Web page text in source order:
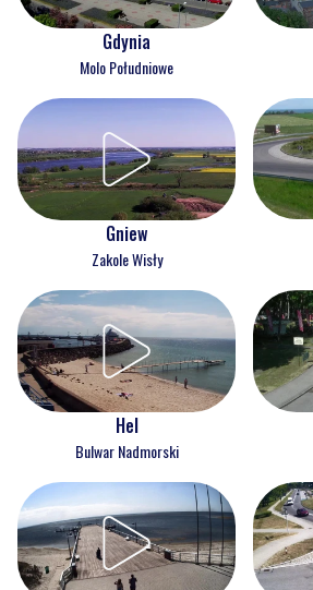
Gdynia
Molo Południowe
Gniew
Zakole Wisły
Hel
Bulwar Nadmorski